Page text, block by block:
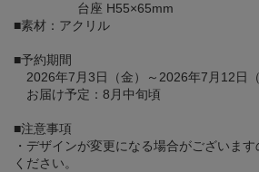
台座 H55×65mm
■素材：アクリル
■予約期間
2026年7月3日（金）～2026年7月12日（
お届け予定：8月中旬頃
■注意事項
・デザインが変更になる場合がございま
ください。